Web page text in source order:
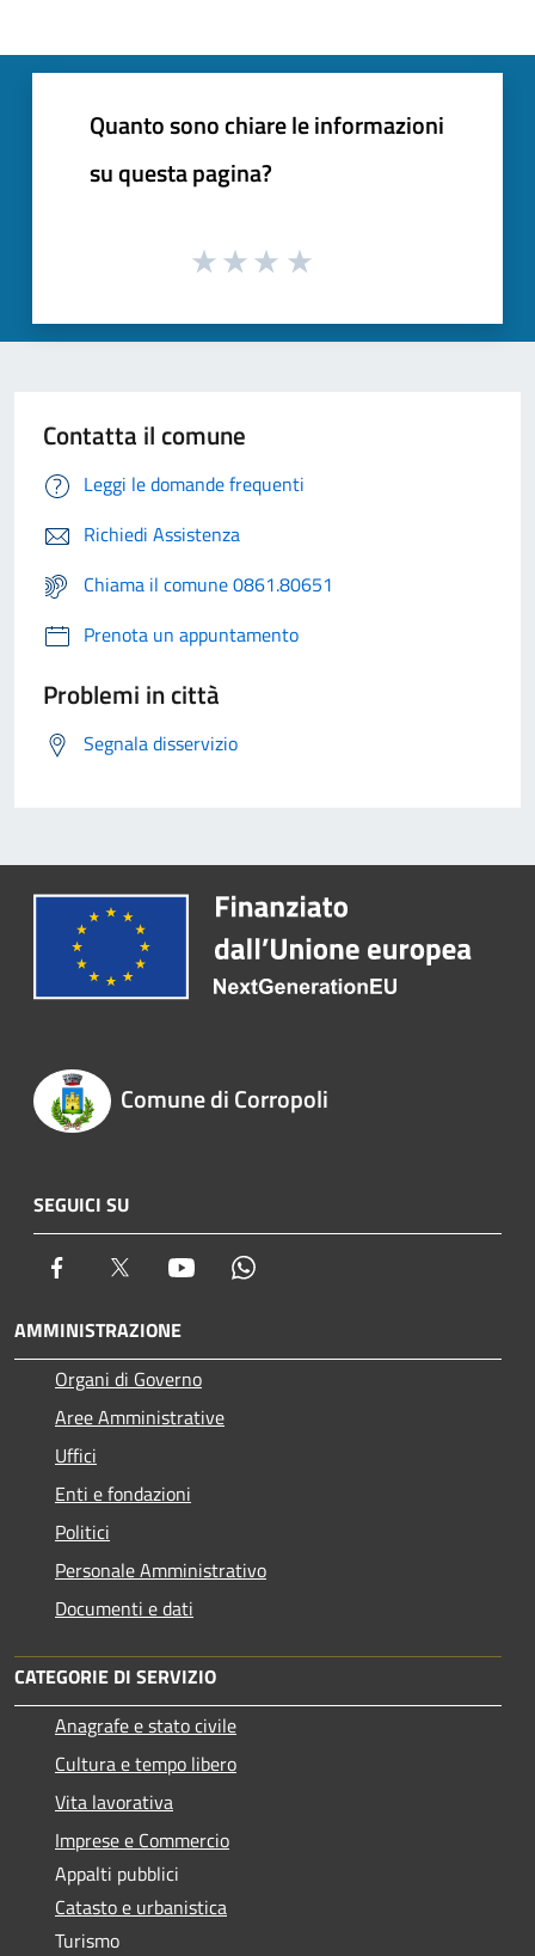
Quanto sono chiare le informazioni
su questa pagina?
Contatta il comune
Leggi le domande frequenti
Richiedi Assistenza
Chiama il comune 0861.80651
Prenota un appuntamento
Problemi in città
Segnala disservizio
Comune di Corropoli
SEGUICI SU
Facebook Twitter Youtube
AMMINISTRAZIONE
Organi di Governo
Aree Amministrative
Uffici
Enti e fondazioni
Politici
Personale Amministrativo
Documenti e dati
CATEGORIE DI SERVIZIO
Anagrafe e stato civile
Cultura e tempo libero
Vita lavorativa
Imprese e Commercio
Appalti pubblici
Catasto e urbanistica
Turismo